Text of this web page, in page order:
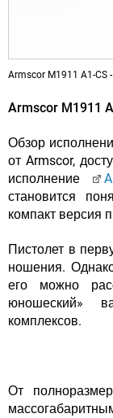
Armscor M1911 A1-CS
Armscor M1911
Обзор
от Armscor,
исполнение
становится
компакт версия
Пистолет в
ношения.
его можно
юношеский»
комплексов.
От